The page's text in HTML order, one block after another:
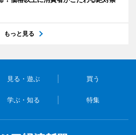
もっと見る
見る・遊ぶ 買う
学ぶ・知る 特集